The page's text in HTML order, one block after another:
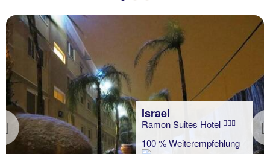
Previous
Israel
Ramon Suites Hotel
100 % Weiterempfehlung